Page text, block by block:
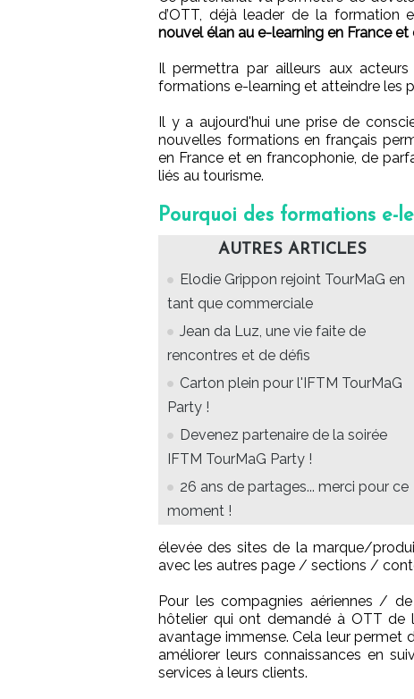
d’OTT, déjà leader de la
nouvel élan au e-learning en France
Il permettra par ailleurs aux
formations e-learning et atteindre les
Il y a aujourd'hui une prise de
nouvelles formations en français
en France et en francophonie, de
liés au tourisme.
Pourquoi des formations e-
AUTRES ARTICLES
Elodie Grippon rejoint TourMaG en
tant que commerciale
Jean da Luz, une vie faite de
rencontres et de défis
Carton plein pour l'IFTM TourMaG
Party !
Devenez partenaire de la soirée
IFTM TourMaG Party !
26 ans de partages... merci pour ce
moment !
élevée des sites de la marque/
avec les autres page / sections /
Pour les compagnies aériennes /
hôtelier qui ont demandé à OTT de
avantage immense. Cela leur permet
améliorer leurs connaissances en
services à leurs clients.